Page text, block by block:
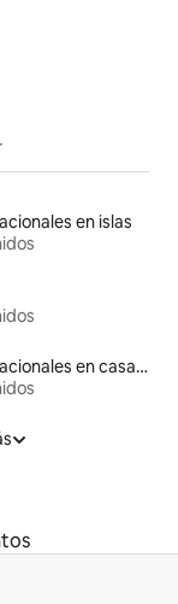
en islas
Rentas vacacionales en casas en árbol